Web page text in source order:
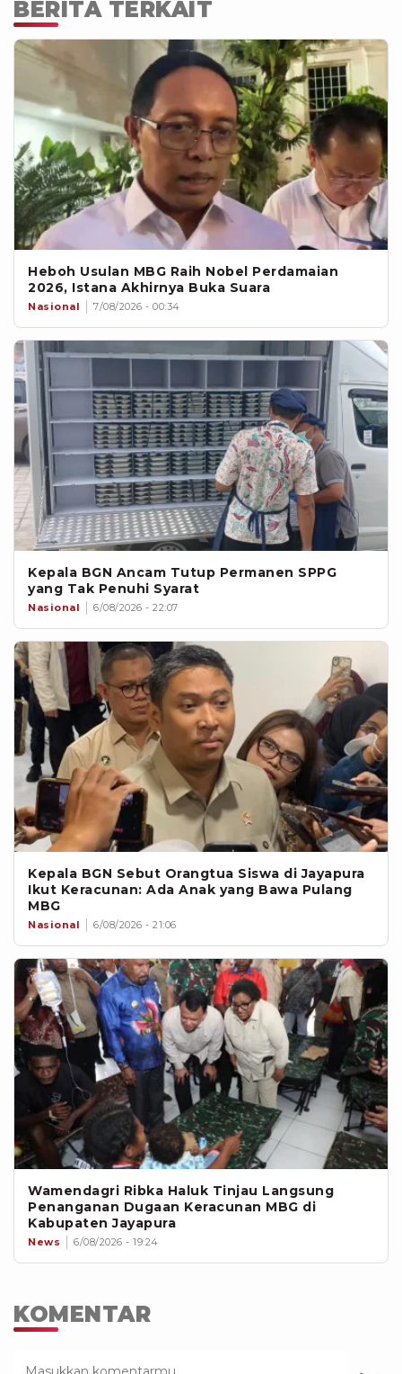
BERITA TERKAIT
Heboh Usulan MBG Raih Nobel Perdamaian
2026, Istana Akhirnya Buka Suara
Nasional 7/08/2026 - 00:34
Kepala BGN Ancam Tutup Permanen SPPG
yang Tak Penuhi Syarat
Nasional 6/08/2026 - 22:07
Kepala BGN Sebut Orangtua Siswa di Jayapura
Ikut Keracunan: Ada Anak yang Bawa Pulang
MBG
Nasional 6/08/2026 - 21:06
Wamendagri Ribka Haluk Tinjau Langsung
Penanganan Dugaan Keracunan MBG di
Kabupaten Jayapura
News 6/08/2026 - 19:24
KOMENTAR